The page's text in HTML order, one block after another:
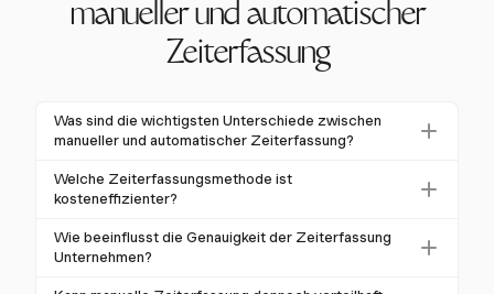
manueller und automatischer
Zeiterfassung
Was sind die wichtigsten Unterschiede zwischen
manueller und automatischer Zeiterfassung?
Manuelle Zeiterfassung erfordert aktives Eingreifen
von Mitarbeitern mithilfe von Papier oder
Zeiterfassung Software zur Datenerfassung in
Echtzeit verwendet. Automatisierte Systeme wie
Welche Zeiterfassungsmethode ist
kosteneffizienter?
Automatische Zeiterfassung ist in der Regel langfristig
kosteneffizienter. Systeme wie Harvest reduzieren
Wie beeinflusst die Genauigkeit der Zeiterfassung
Unternehmen?
Genauigkeit in der Zeiterfassung gewährleistet